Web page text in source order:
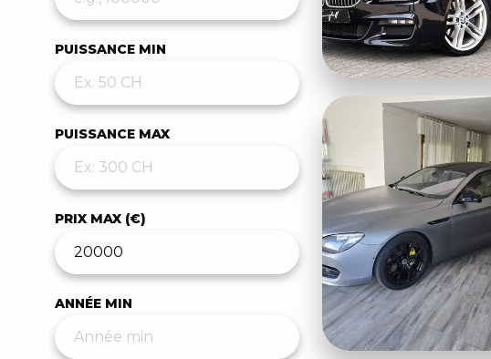
PUISSANCE MIN
PUISSANCE MAX
PRIX MAX (€)
ANNÉE MIN